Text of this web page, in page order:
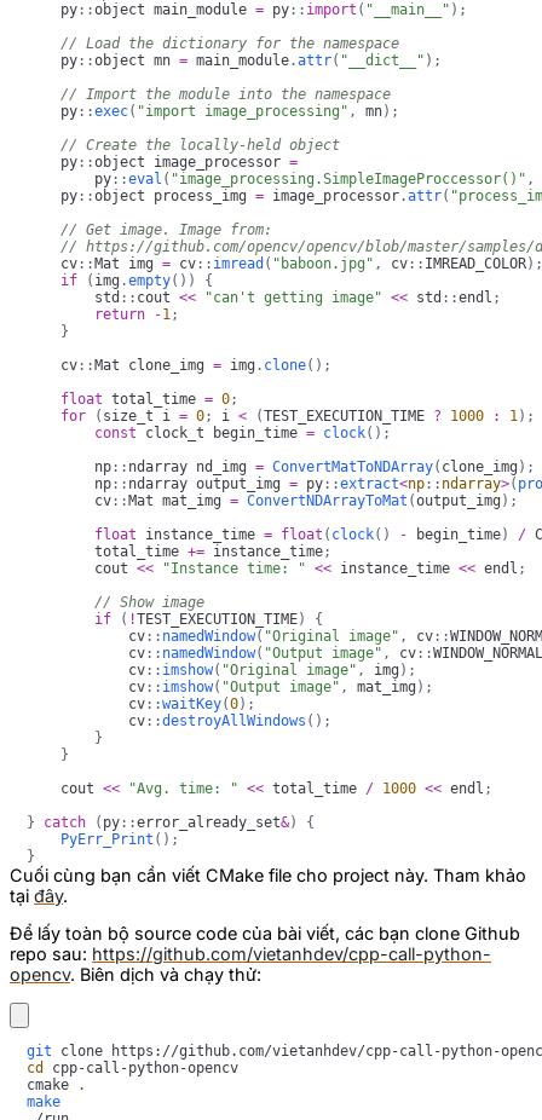
py ::object main_module = py :: import ( "__main__" ) ;
// Load the dictionary for the namespace
    py
::object mn = main_module .attr( "__dict__" ) ;
// Import the module into the namespace
    py
::exec( "import image_processing" , mn) ;
// Create the locally-held object
    py
::object image_processor =
        py
::eval ( "image_processing.SimpleImageProccessor()" ,
    py
::object process_img = image_processor .attr(
// Get image. Image from:
// https://github.com/opencv/opencv/blob/master/samples/
    cv
:: Mat img = cv :: imread ( "baboon.jpg" , cv :: IMREAD_COLOR)
if
( img .empty( ) )
{
        std
:: cout << "can't getting image" << std ::endl ;
return
-1;
}
    cv
:: Mat clone_img = img . clone( ) ;
float total_time = 0;
for
( size_t i = 0; i < (TEST_EXECUTION_TIME ? 1000 : 1) ;
const clock_t begin_time = clock( ) ;
        np
:: ndarray nd_img = ConvertMatToNDArray( clone_img ) ;
        np
:: ndarray output_img = py ::extract<np :: ndarray>(
        cv
:: Mat mat_img = ConvertNDArrayToMat (output_img ) ;
float instance_time = float ( clock( ) - begin_time) /
        total_time
+= instance_time;
        cout
<< "Instance time: " << instance_time << endl ;
// Show image
if
( !TEST_EXECUTION_TIME)
{
            cv
:: namedWindow( "Original image" , cv ::
            cv
:: namedWindow( "Output image" , cv ::
            cv
:: imshow( "Original image" , img ) ;
            cv
:: imshow( "Output image" , mat_img ) ;
            cv
::waitKey(0) ;
            cv
::destroyAllWindows ( ) ;
}
}
    cout
<< "Avg. time: " << total_time / 1000 << endl ;
}
catch ( py ::error_already_set&)
{
PyErr_Print ( ) ;
}
Cuối cùng bạn cần viết CMake file cho project này. Tham khảo
tại đây.
Để lấy toàn bộ source code của bài viết, các bạn clone Github
repo sau: https://github.com/vietanhdev/cpp-call-python-
opencv. Biên dịch và chạy thử:
git
cd
cmake
.
make